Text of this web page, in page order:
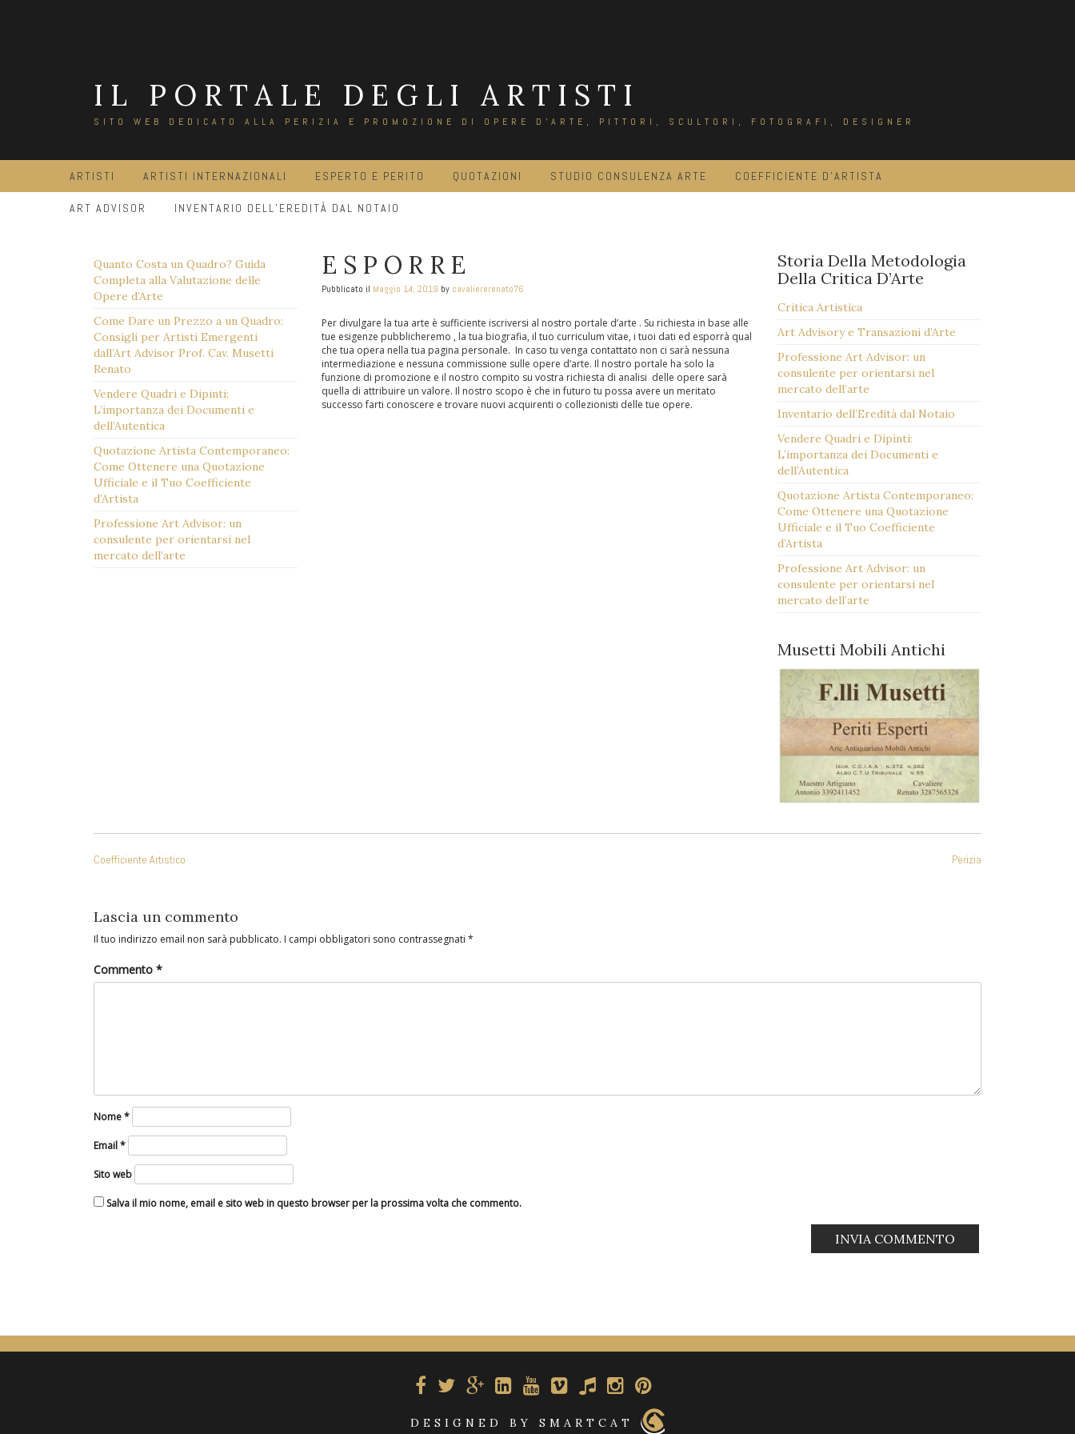
IL PORTALE DEGLI ARTISTI
SITO WEB DEDICATO ALLA PERIZIA E PROMOZIONE DI OPERE D'ARTE, PITTORI, SCULTORI, FOTOGRAFI, DESIGNER
ARTISTI ARTISTI INTERNAZIONALI ESPERTO E PERITO QUOTAZIONI STUDIO CONSULENZA ARTE COEFFICIENTE D’ARTISTA
ART ADVISOR INVENTARIO DELL’EREDITÀ DAL NOTAIO
Quanto Costa un Quadro? Guida
Completa alla Valutazione delle
Opere d’Arte
Come Dare un Prezzo a un Quadro:
Consigli per Artisti Emergenti
dall’Art Advisor Prof. Cav. Musetti
Renato
Vendere Quadri e Dipinti:
L’importanza dei Documenti e
dell’Autentica
Quotazione Artista Contemporaneo:
Come Ottenere una Quotazione
Ufficiale e il Tuo Coefficiente
d’Artista
Professione Art Advisor: un
consulente per orientarsi nel
mercato dell’arte
ESPORRE
Pubblicato il Maggio 14, 2019 by cavaliererenato76
Per divulgare la tua arte è sufficiente iscriversi al nostro portale d’arte . Su richiesta in base alle
tue esigenze pubblicheremo , la tua biografia, il tuo curriculum vitae, i tuoi dati ed esporrà qual
che tua opera nella tua pagina personale. In caso tu venga contattato non ci sarà nessuna
intermediazione e nessuna commissione sulle opere d’arte. Il nostro portale ha solo la
funzione di promozione e il nostro compito su vostra richiesta di analisi delle opere sarà
quella di attribuire un valore. Il nostro scopo è che in futuro tu possa avere un meritato
successo farti conoscere e trovare nuovi acquirenti o collezionisti delle tue opere.
Storia Della Metodologia
Della Critica D’Arte
Critica Artistica
Art Advisory e Transazioni d’Arte
Professione Art Advisor: un
consulente per orientarsi nel
mercato dell’arte
Inventario dell’Eredità dal Notaio
Vendere Quadri e Dipinti:
L’importanza dei Documenti e
dell’Autentica
Quotazione Artista Contemporaneo:
Come Ottenere una Quotazione
Ufficiale e il Tuo Coefficiente
d’Artista
Professione Art Advisor: un
consulente per orientarsi nel
mercato dell’arte
Musetti Mobili Antichi
ARTICOLI
Coefficiente Artistico Perizia
Lascia un commento
Il tuo indirizzo email non sarà pubblicato. I campi obbligatori sono contrassegnati *
Commento *
Nome*
Email*
Sito web
Salva il mio nome, email e sito web in questo browser per la prossima volta che commento.
DESIGNED BY SMARTCAT